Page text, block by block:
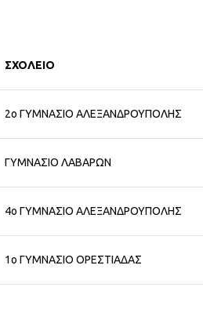
ΣΧΟΛΕΙΟ
2ο ΓΥΜΝΑΣΙΟ ΑΛΕΞΑΝΔΡΟΥΠΟΛΗΣ
ΓΥΜΝΑΣΙΟ ΛΑΒΑΡΩΝ
4ο ΓΥΜΝΑΣΙΟ ΑΛΕΞΑΝΔΡΟΥΠΟΛΗΣ
1ο ΓΥΜΝΑΣΙΟ ΟΡΕΣΤΙΑΔΑΣ